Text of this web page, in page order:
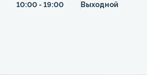
10:00 - 19:00
Выходной